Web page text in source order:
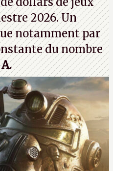
2026. Un
notamment par
du nombre
A.